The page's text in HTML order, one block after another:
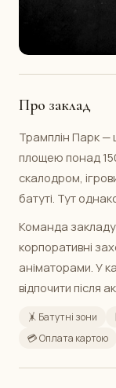
Про заклад
Трамплін Парк —
площею понад
скалодром,
батуті. Тут
Команда закладу
корпоративні
аніматорами. У
відпочити після
🤸 Батутні зони
💳 Оплата картою